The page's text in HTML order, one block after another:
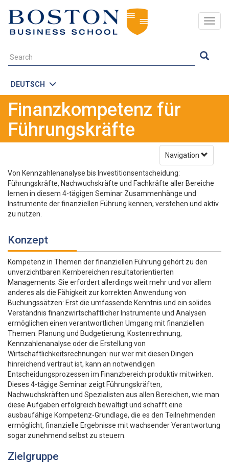
DEUTSCH
Finanzkompetenz für
Führungskräfte
Navigation
Von Kennzahlenanalyse bis Investitionsentscheidung:
Führungskräfte, Nachwuchskräfte und Fachkräfte aller Bereiche
lernen in diesem 4-tägigen Seminar Zusammenhänge und
Instrumente der finanziellen Führung kennen, verstehen und aktiv
zu nutzen.
Konzept
Kompetenz in Themen der finanziellen Führung gehört zu den
unverzichtbaren Kernbereichen resultatorientierten
Managements. Sie erfordert allerdings weit mehr und vor allem
anderes als die Fähigkeit zur korrekten Anwendung von
Buchungssätzen: Erst die umfassende Kenntnis und ein solides
Verständnis finanzwirtschaftlicher Instrumente und Analysen
ermöglichen einen verantwortlichen Umgang mit finanziellen
Themen. Planung und Budgetierung, Kostenrechnung,
Kennzahlenanalyse oder die Erstellung von
Wirtschaftlichkeitsrechnungen: nur wer mit diesen Dingen
hinreichend vertraut ist, kann an notwendigen
Entscheidungsprozessen im Finanzbereich produktiv mitwirken.
Dieses 4-tägige Seminar zeigt Führungskräften,
Nachwuchskräften und Spezialisten aus allen Bereichen, wie man
diese Aufgaben erfolgreich bewältigt und schafft eine
ausbaufähige Kompetenz-Grundlage, die es den Teilnehmenden
ermöglicht, finanzielle Ergebnisse mit wachsender Verantwortung
sogar zunehmend selbst zu steuern.
Zielgruppe